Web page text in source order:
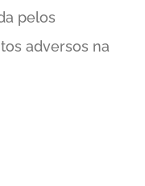
pelos
adversos na